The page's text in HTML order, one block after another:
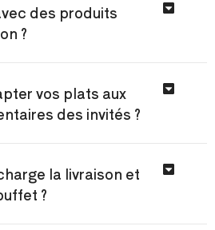
des produits
?
vos plats aux
des invités ?
la livraison et
?